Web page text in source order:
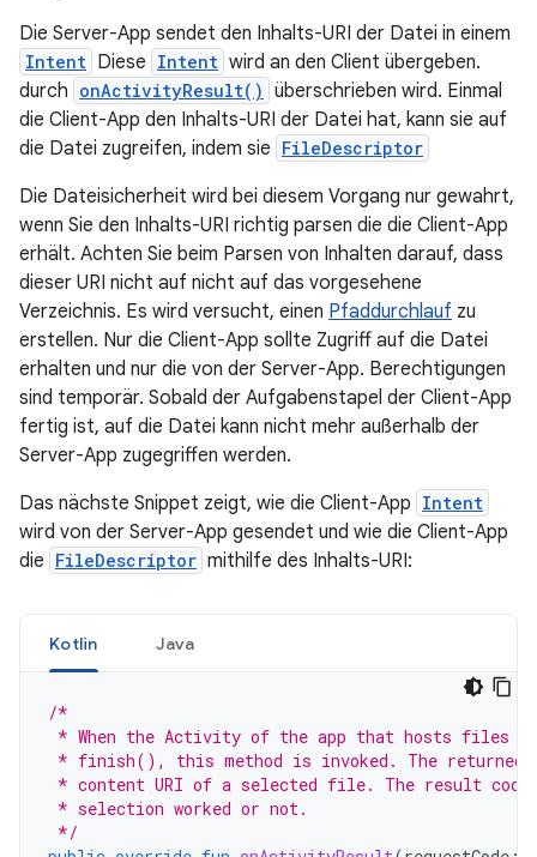
Die Server-App sendet den Inhalts-URI der Datei in einem
Intent Diese Intent wird an den Client übergeben.
durch onActivityResult() überschrieben wird. Einmal
die Client-App den Inhalts-URI der Datei hat, kann sie auf
die Datei zugreifen, indem sie FileDescriptor
Die Dateisicherheit wird bei diesem Vorgang nur gewahrt,
wenn Sie den Inhalts-URI richtig parsen die die Client-App
erhält. Achten Sie beim Parsen von Inhalten darauf, dass
dieser URI nicht auf nicht auf das vorgesehene
Verzeichnis. Es wird versucht, einen Pfaddurchlauf zu
erstellen. Nur die Client-App sollte Zugriff auf die Datei
erhalten und nur die von der Server-App. Berechtigungen
sind temporär. Sobald der Aufgabenstapel der Client-App
fertig ist, auf die Datei kann nicht mehr außerhalb der
Server-App zugegriffen werden.
Das nächste Snippet zeigt, wie die Client-App Intent
wird von der Server-App gesendet und wie die Client-App
die FileDescriptor mithilfe des Inhalts-URI:
Kotlin Java
/*
* When the Activity of the app that hosts files
* finish(), this method is invoked. The returned
* content URI of a selected file. The result
* selection worked or not.
*/